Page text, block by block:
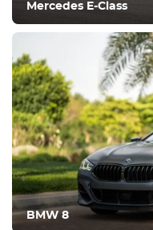
Mercedes E-Class
BMW 8